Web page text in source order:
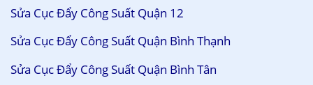
Sửa Cục Đẩy Công Suất Quận 12
Sửa Cục Đẩy Công Suất Quận Bình Thạnh
Sửa Cục Đẩy Công Suất Quận Bình Tân